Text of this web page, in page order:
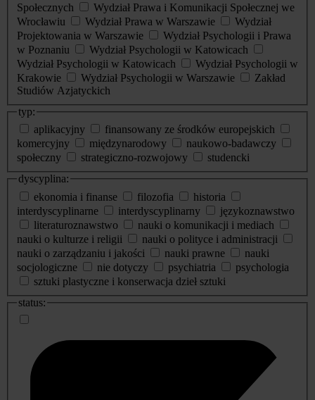
Społecznych
Wydział Prawa i Komunikacji Społecznej we
Wrocławiu
Wydział Prawa w Warszawie
Wydział
Projektowania w Warszawie
Wydział Psychologii i Prawa
w Poznaniu
Wydział Psychologii w Katowicach
Wydział Psychologii w Katowicach
Wydział Psychologii w
Krakowie
Wydział Psychologii w Warszawie
Zakład
Studiów Azjatyckich
typ:
aplikacyjny
finansowany ze środków europejskich
komercyjny
międzynarodowy
naukowo-badawczy
społeczny
strategiczno-rozwojowy
studencki
dyscyplina:
ekonomia i finanse
filozofia
historia
interdyscyplinarne
interdyscyplinarny
językoznawstwo
literaturoznawstwo
nauki o komunikacji i mediach
nauki o kulturze i religii
nauki o polityce i administracji
nauki o zarządzaniu i jakości
nauki prawne
nauki
socjologiczne
nie dotyczy psychiatria
psychologia
sztuki plastyczne i konserwacja dzieł sztuki
status: